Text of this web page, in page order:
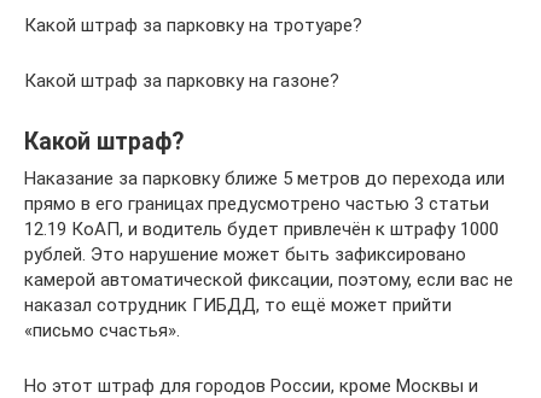
Какой штраф за парковку на тротуаре?
Какой штраф за парковку на газоне?
Какой штраф?
Наказание за парковку ближе 5 метров до перехода или
прямо в его границах предусмотрено частью 3 статьи
12.19 КоАП, и водитель будет привлечён к штрафу 1000
рублей. Это нарушение может быть зафиксировано
камерой автоматической фиксации, поэтому, если вас не
наказал сотрудник ГИБДД, то ещё может прийти
«письмо счастья».
Но этот штраф для городов России, кроме Москвы и